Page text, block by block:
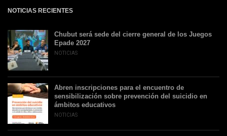
NOTICIAS RECIENTES
Chubut será sede del cierre general de los Juegos
Epade 2027
NOTICIAS
Abren inscripciones para el encuentro de
sensibilización sobre prevención del suicidio en
ámbitos educativos
NOTICIAS